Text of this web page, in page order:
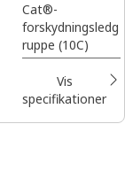
Cat®-
forskydningsledg
ruppe (10C)
Vis
specifikationer